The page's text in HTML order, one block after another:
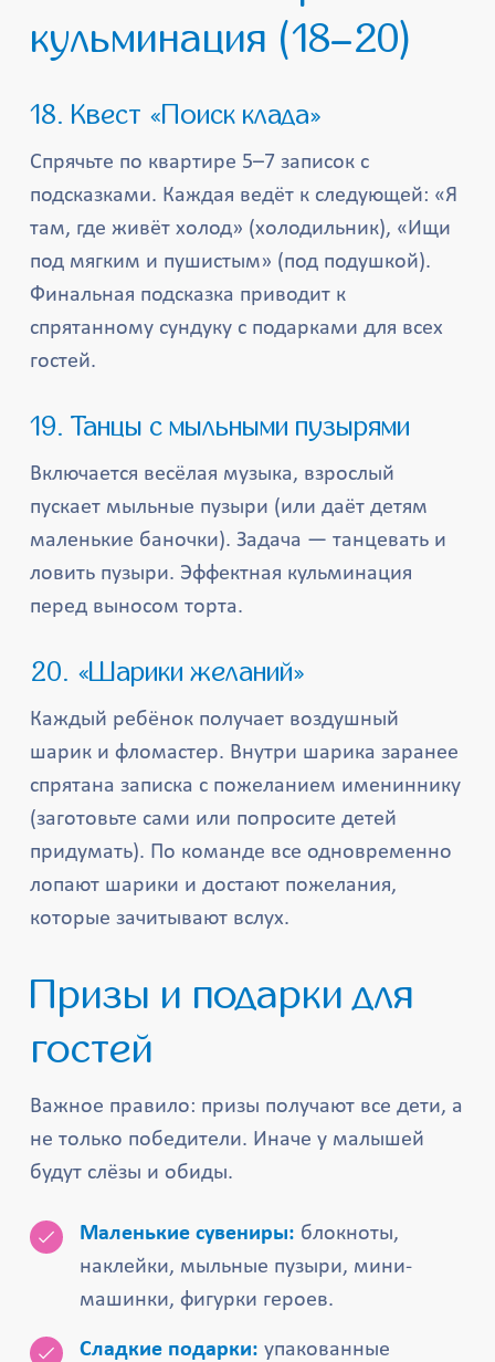
кульминация (18–20)
18. Квест «Поиск клада»
Спрячьте по квартире 5–7 записок с
подсказками. Каждая ведёт к следующей: «Я
там, где живёт холод» (холодильник), «Ищи
под мягким и пушистым» (под подушкой).
Финальная подсказка приводит к
спрятанному сундуку с подарками для всех
гостей.
19. Танцы с мыльными пузырями
Включается весёлая музыка, взрослый
пускает мыльные пузыри (или даёт детям
маленькие баночки). Задача — танцевать и
ловить пузыри. Эффектная кульминация
перед выносом торта.
20. «Шарики желаний»
Каждый ребёнок получает воздушный
шарик и фломастер. Внутри шарика заранее
спрятана записка с пожеланием имениннику
(заготовьте сами или попросите детей
придумать). По команде все одновременно
лопают шарики и достают пожелания,
которые зачитывают вслух.
Призы и подарки для
гостей
Важное правило: призы получают все дети, а
не только победители. Иначе у малышей
будут слёзы и обиды.
Маленькие сувениры: блокноты,
наклейки, мыльные пузыри, мини-
машинки, фигурки героев.
Сладкие подарки: упакованные